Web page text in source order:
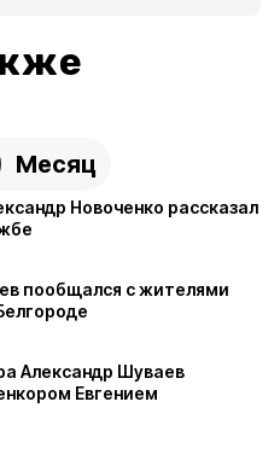
Месяц
Новоченко рассказал
пообщался с жителями
Александр Шуваев
Евгением